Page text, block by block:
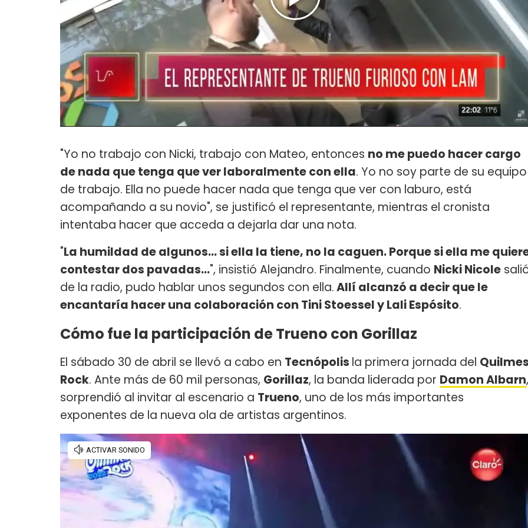
"Yo no trabajo con Nicki, trabajo con Mateo, entonces no me puedo hacer cargo
de nada que tenga que ver laboralmente con ella. Yo no soy parte de su equipo
de trabajo. Ella no puede hacer nada que tenga que ver con laburo, está
acompañando a su novio", se justificó el representante, mientras el cronista
intentaba hacer que acceda a dejarla dar una nota.
"La humildad de algunos... si ella la tiene, no la caguen. Porque si ella me
contestar dos pavadas...", insistió Alejandro. Finalmente, cuando Nicki Nicole
de la radio, pudo hablar unos segundos con ella.Allí alcanzó a decir que le
encantaría hacer una colaboración con Tini Stoessel y Lali Espósito.
Cómo fue la participación de Trueno con Gorillaz
El sábado 30 de abril se llevó a cabo en Tecnópolis la primera jornada del
Rock. Ante más de 60 mil personas, Gorillaz, la banda liderada por Damon Albarn,
sorprendió al invitar al escenario a Trueno, uno de los más importantes
exponentes de la nueva ola de artistas argentinos.